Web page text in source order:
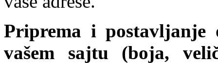
Priprema i postavljanje
vašem sajtu (boja,